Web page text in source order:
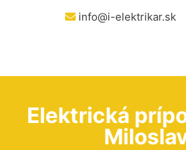
info@i-elektrikar.sk
Elektrická